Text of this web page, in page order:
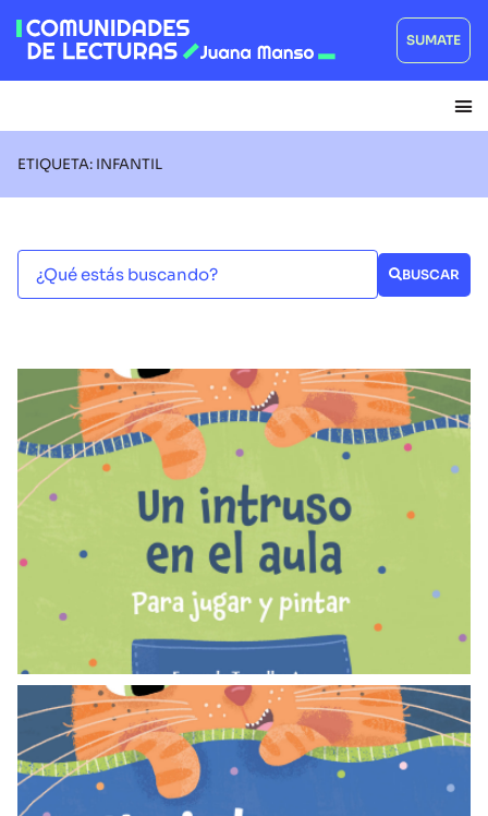
SUMATE
ETIQUETA: INFANTIL
BUSCAR
Un intruso en el aula: cuadernillo de
actividades
VER MÁS
LIBROS